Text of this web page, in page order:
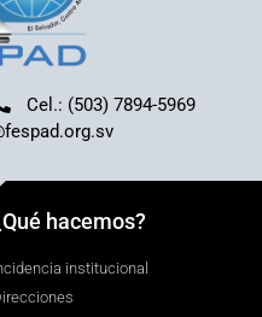
Cel.: (503) 7894-5969
hacemos?
institucional